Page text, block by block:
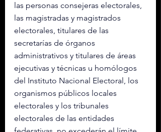
las personas consejeras electorales,
las magistradas y magistrados
electorales, titulares de las
secretarías de órganos
administrativos y titulares de áreas
ejecutivas y técnicas u homólogos
del Instituto Nacional Electoral, los
organismos públicos locales
electorales y los tribunales
electorales de las entidades